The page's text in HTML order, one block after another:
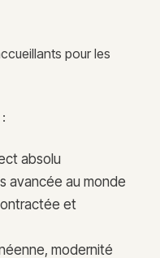
pour les
:
absolu
avancée au monde
et
modernité